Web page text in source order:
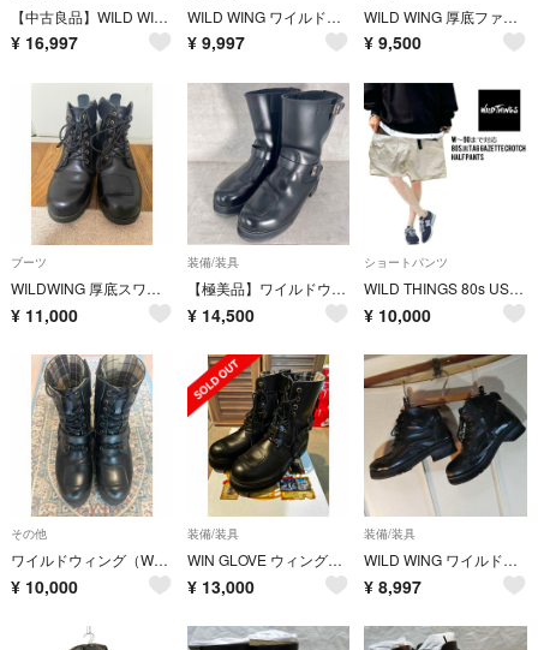
【中古良品】WILD WING/厚底ロングブーツ ピーコック/WWM011
¥ 16,997
WILD WING ワイルドウィング/ファルコンブーツ/WWM-0001
¥ 9,997
WILD WING 厚底ファルコン 26.5
¥ 9,500
ブーツ
WILDWING 厚底スワロー WWM-0003ATU 26.5cm
¥ 11,000
装備/装具
【極美品】ワイルドウィング 厚底イーグル 24.5cm ブラック レザー
¥ 14,500
ショートパンツ
WILD THINGS 80s USA 限定 単タグ HP M-XL対応
¥ 10,000
その他
ワイルドウィング（WWM-0001-OD35）24.5cm
¥ 10,000
装備/装具
WIN GLOVE ウィングローブ オンロードブーツ WILDWING ワイルド
¥ 13,000
装備/装具
WILD WING ワイルドウイング/ライディングブーツ
¥ 8,997